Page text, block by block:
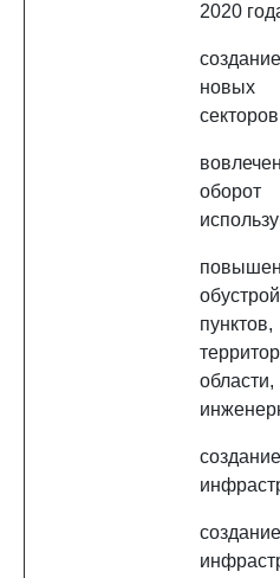
2020
новых